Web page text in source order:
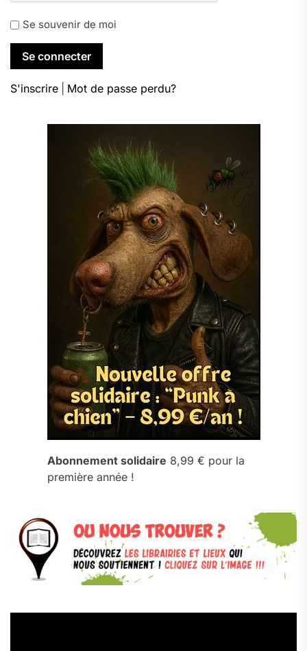
Se souvenir de moi
S'inscrire Mot de passe perdu?
Abonnement solidaire 8,99 € pour la
première année !